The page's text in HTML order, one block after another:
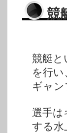
競
競艇と
を行
ギャン
選手は
する水